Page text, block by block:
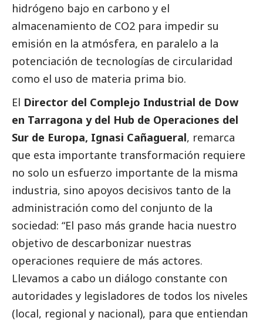
hidrógeno bajo en carbono y el
almacenamiento de CO2 para impedir su
emisión en la atmósfera, en paralelo a la
potenciación de tecnologías de circularidad
como el uso de materia prima bio.
El Director del Complejo Industrial de Dow
en Tarragona y del Hub de Operaciones del
Sur de Europa, Ignasi Cañagueral, remarca
que esta importante transformación requiere
no solo un esfuerzo importante de la misma
industria, sino apoyos decisivos tanto de la
administración como del conjunto de la
sociedad: “El paso más grande hacia nuestro
objetivo de descarbonizar nuestras
operaciones requiere de más actores.
Llevamos a cabo un diálogo constante con
autoridades y legisladores de todos los niveles
(local, regional y nacional), para que entiendan